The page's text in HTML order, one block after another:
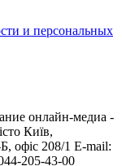
и персональных
онлайн-медиа -
Київ,
208/1 E-mail:
205-43-00